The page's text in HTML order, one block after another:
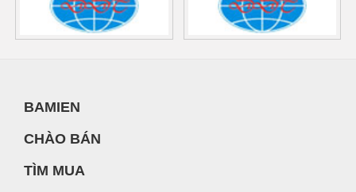
BAMIEN
CHÀO BÁN
TÌM MUA